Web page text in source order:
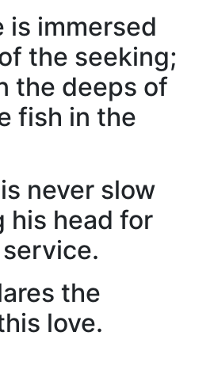
is immersed
the seeking;
the deeps of
fish in the
never slow
his head for
the
love.